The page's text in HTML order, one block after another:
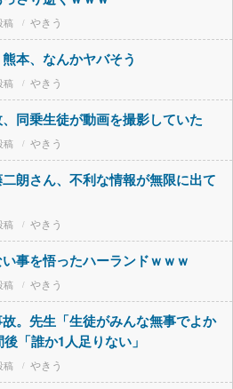
やきう
熊本、なんかヤバそう
やきう
同乗生徒が動画を撮影していた
やきう
二朗さん、不利な情報が無限に出て
やきう
事を悟ったハーランドｗｗｗ
やきう
。先生「生徒がみんな無事でよか
「誰か1人足りない」
やきう